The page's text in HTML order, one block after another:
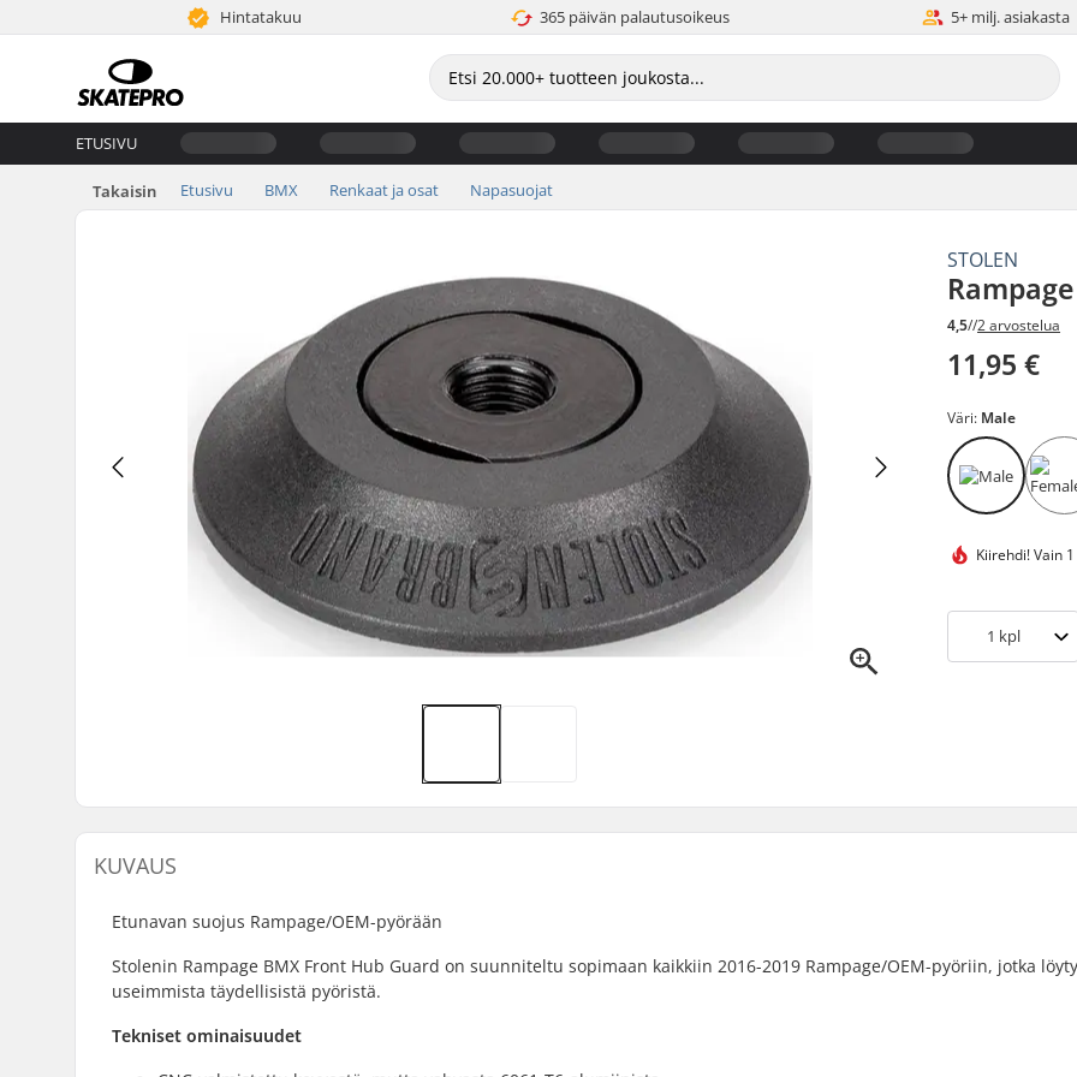
Hintatakuu 365 päivän palautusoikeus 5+ milj. asiakasta
ETUSIVU
Takaisin Etusivu BMX Renkaat ja osat Napasuojat
STOLEN
4,5//2 arvostelua
11,95 €
Väri: Male
Kiirehdi!Vain
1 kpl
KUVAUS
Etunavan suojus Rampage/OEM-pyörään
Stolenin Rampage BMX Front Hub Guard on suunniteltu sopimaan kaikkiin 2016-2019 Rampage/OEM-pyöriin, jotka
useimmista täydellisistä pyöristä.
Tekniset ominaisuudet